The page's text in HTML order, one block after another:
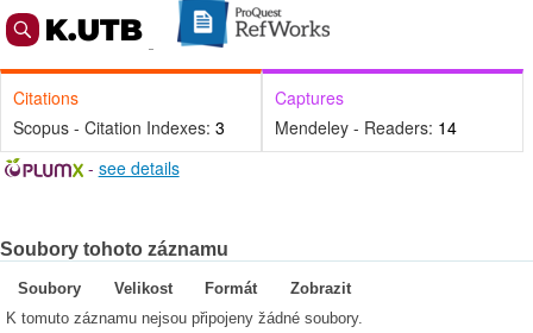
Citations
Scopus - Citation Indexes: 3
Captures
Mendeley - Readers: 14
- see details
Soubory tohoto záznamu
Soubory Velikost Formát
Zobrazit
K tomuto záznamu nejsou připojeny žádné soubory.